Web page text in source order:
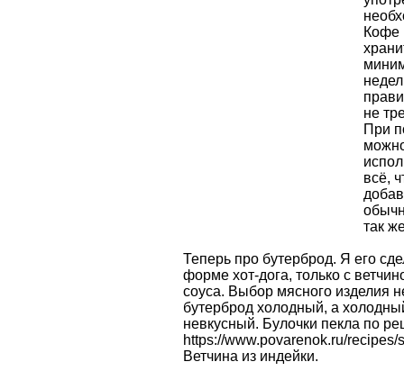
Кофе
не
При
всё,
так
Теперь про бутерброд. Я его
форме хот-дога, только с
соуса. Выбор мясного изделия
бутерброд холодный, а
невкусный. Булочки пекла по
https://www.povarenok.ru/recipes/
Ветчина из индейки.